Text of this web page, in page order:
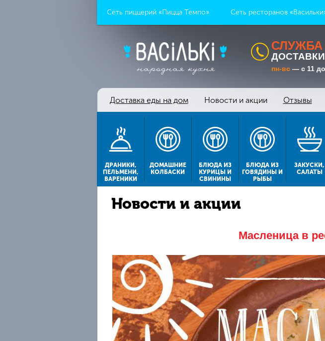
Сеть пиццерий «Пицца Темпо» Сеть ресторанов
СЛУЖБА
ДОСТАВКИ
пн-вс— с 11 до
Доставка еды на дом Новости и акции Отзывы
ДРАНИКИ,
ПЕЛЬМЕНИ,
ВАРЕНИКИ
ДОМАШНИЕ
КОЛБАСКИ
БЛЮДА ИЗ
КУРИЦЫ И
СВИНИНЫ
БЛЮДА ИЗ
ГОВЯДИНЫ И
РЫБЫ
ЗАКУСКИ,
САЛАТЫ
Новости и акции
Масленица в